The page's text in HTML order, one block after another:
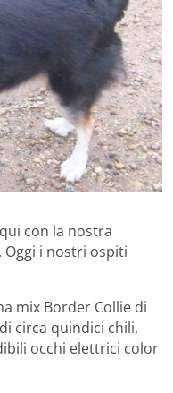
con la nostra
. Oggi i nostri ospiti
mix Border Collie di
circa quindici chili,
occhi elettrici color